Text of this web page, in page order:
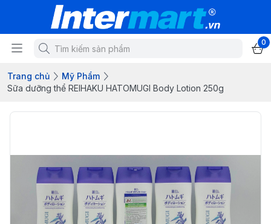
0
Trang chủ
Mỹ Phẩm
Sữa dưỡng thể REIHAKU HATOMUGI Body Lotion 250g